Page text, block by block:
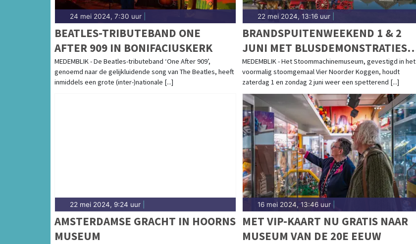
24 mei 2024, 7:30 uur
BEATLES-TRIBUTEBAND ONE
AFTER 909 IN BONIFACIUSKERK
MEDEMBLIK - De Beatles-tributeband ‘One After 909’,
genoemd naar de gelijkluidende song van The Beatles, heeft
inmiddels een grote (inter-)nationale [...]
22 mei 2024, 13:16 uur|
BRANDSPUITENWEEKEND 1 & 2
JUNI MET BLUSDEMONSTRATIES
EN WATERSPEL
MEDEMBLIK - Het Stoommachinemuseum, gevestigd in het
voormalig stoomgemaal Vier Noorder Koggen, houdt
zaterdag 1 en zondag 2 juni weer een spetterend [...]
22 mei 2024, 9:24 uur
AMSTERDAMSE GRACHT IN HOORNS
MUSEUM
16 mei 2024, 13:46 uur|
MET VIP-KAART NU GRATIS NAAR
MUSEUM VAN DE 20E EEUW